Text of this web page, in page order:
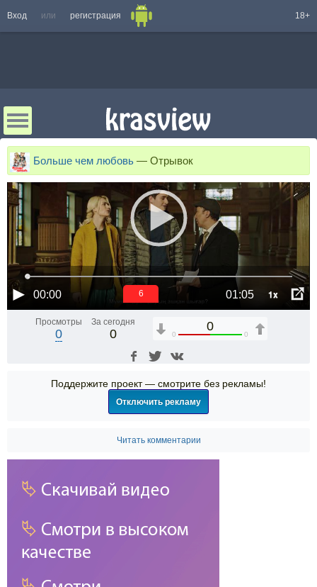
Вход или регистрация 18+
Больше чем любовь — Отрывок
00:00 01:05 1x
6
Просмотры
0
За сегодня
0
0
0 0
Поддержите проект — смотрите без рекламы!
Отключить рекламу
Читать комментарии